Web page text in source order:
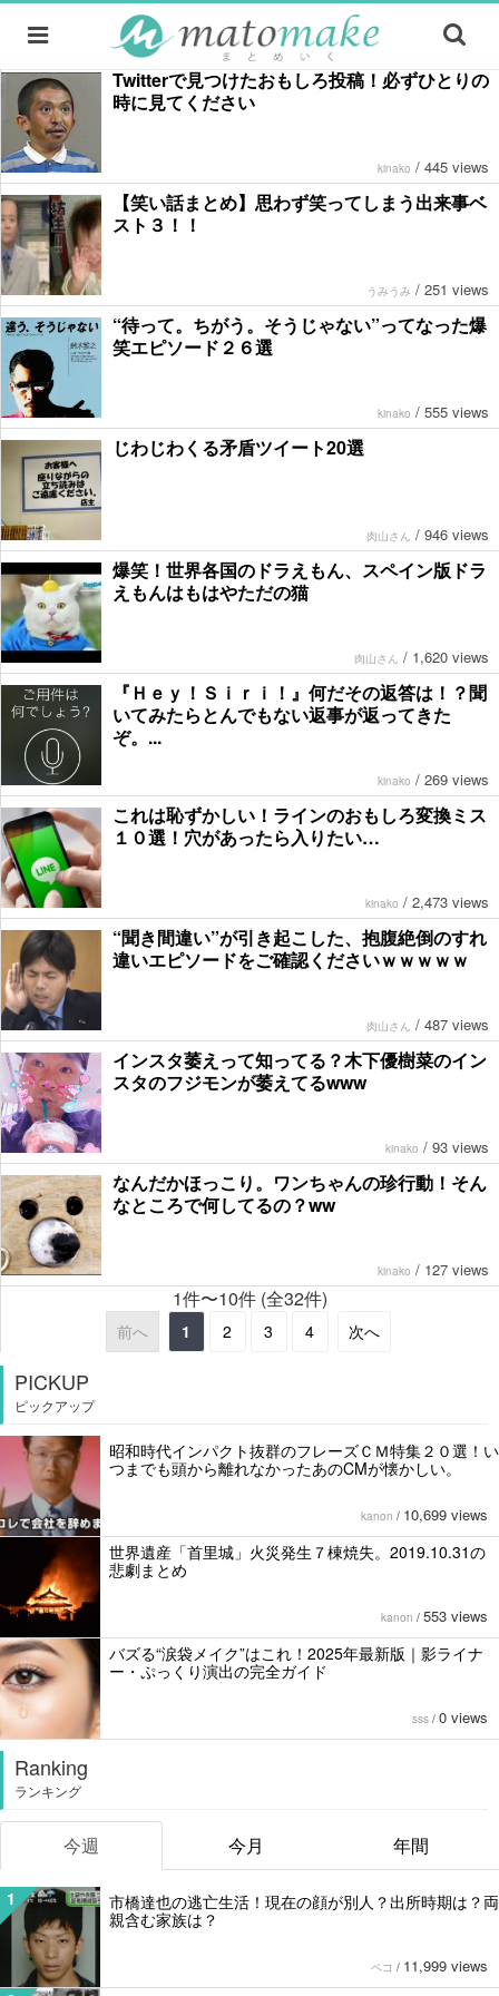
Twitterで見つけたおもしろ投稿！必ずひとりの
時に見てください
kinako / 445 views
【笑い話まとめ】思わず笑ってしまう出来事ベ
スト３！！
うみうみ / 251 views
“待って。ちがう。そうじゃない”ってなった爆
笑エピソード２６選
kinako / 555 views
じわじわくる矛盾ツイート20選
肉山さん / 946 views
爆笑！世界各国のドラえもん、スペイン版ドラ
えもんはもはやただの猫
肉山さん / 1,620 views
『Ｈｅｙ！Ｓｉｒｉ！』何だその返答は！？聞
いてみたらとんでもない返事が返ってきた
ぞ。...
kinako / 269 views
これは恥ずかしい！ラインのおもしろ変換ミス
１０選！穴があったら入りたい…
kinako / 2,473 views
“聞き間違い”が引き起こした、抱腹絶倒のすれ
違いエピソードをご確認くださいｗｗｗｗｗ
肉山さん / 487 views
インスタ萎えって知ってる？木下優樹菜のイン
スタのフジモンが萎えてるwww
kinako / 93 views
なんだかほっこり。ワンちゃんの珍行動！そん
なところで何してるの？ww
kinako / 127 views
1件〜10件 (全32件)
前へ 1 2 3 4 次へ
PICKUP
ピックアップ
昭和時代インパクト抜群のフレーズＣＭ特集２０選！い
つまでも頭から離れなかったあのCMが懐かしい。
kanon / 10,699 views
世界遺産「首里城」火災発生７棟焼失。2019.10.31の
悲劇まとめ
kanon / 553 views
バズる“涙袋メイク”はこれ！2025年最新版｜影ライナ
ー・ぷっくり演出の完全ガイド
sss / 0 views
Ranking
ランキング
今週 今月 年間
1
市橋達也の逃亡生活！現在の顔が別人？出所時期は？両
親含む家族は？
ペコ / 11,999 views